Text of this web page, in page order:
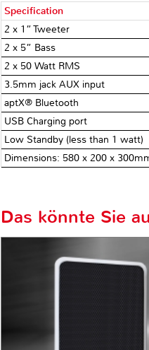
Specification
2 x 1” Tweeter
2 x 5” Bass
2 x 50 Watt RMS
3.5mm jack AUX input
aptX® Bluetooth
USB Charging port
Low Standby (less than 1 watt)
Dimensions: 580 x 200 x
Das könnte Sie